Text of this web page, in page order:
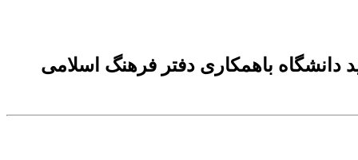
باهمکاری دفتر فرهنگ اسلامی